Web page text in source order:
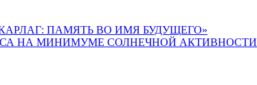
«КАРЛАГ: ПАМЯТЬ ВО ИМЯ БУДУЩЕГО»
НА МИНИМУМЕ СОЛНЕЧНОЙ АКТИВНОСТИ